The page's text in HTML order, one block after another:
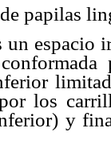
papilas
un espacio
los
y